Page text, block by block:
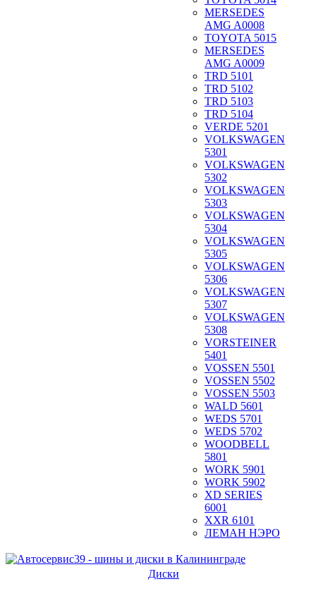
MERSEDES
AMG A0008
TOYOTA 5015
MERSEDES
AMG A0009
TRD 5101
TRD 5102
TRD 5103
TRD 5104
VERDE 5201
VOLKSWAGEN
5301
VOLKSWAGEN
5302
VOLKSWAGEN
5303
VOLKSWAGEN
5304
VOLKSWAGEN
5305
VOLKSWAGEN
5306
VOLKSWAGEN
5307
VOLKSWAGEN
5308
VORSTEINER
5401
VOSSEN 5501
VOSSEN 5502
VOSSEN 5503
WALD 5601
WEDS 5701
WEDS 5702
WOODBELL
5801
WORK 5901
WORK 5902
XD SERIES
6001
XXR 6101
ЛЕМАН НЭРО
Диски